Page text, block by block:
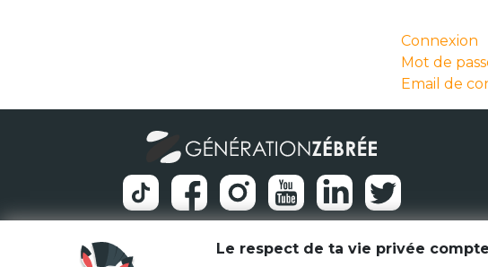
Connexion
Mot de
Email de
Le respect de ta vie privée